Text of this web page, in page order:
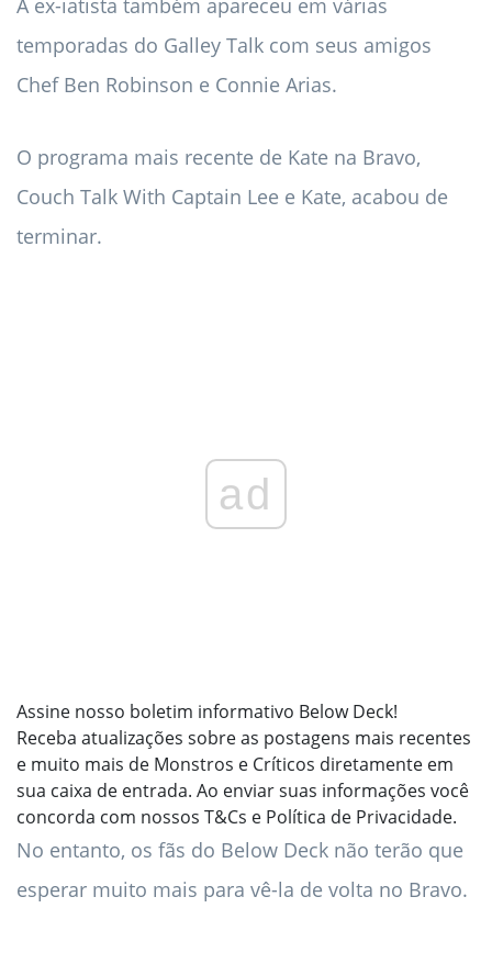
A ex-iatista também apareceu em várias
temporadas do Galley Talk com seus amigos
Chef Ben Robinson e Connie Arias.
O programa mais recente de Kate na Bravo,
Couch Talk With Captain Lee e Kate, acabou de
terminar.
ad
Assine nosso boletim informativo Below Deck!
Receba atualizações sobre as postagens mais recentes
e muito mais de Monstros e Críticos diretamente em
sua caixa de entrada. Ao enviar suas informações você
concorda com nossos T&Cs e Política de Privacidade.
No entanto, os fãs do Below Deck não terão que
esperar muito mais para vê-la de volta no Bravo.